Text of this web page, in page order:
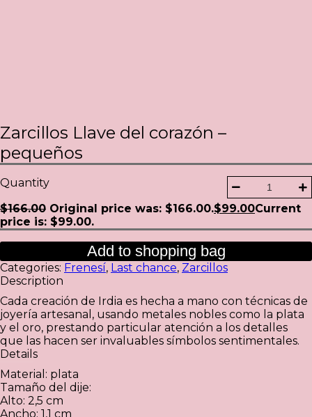
Zarcillos Llave del corazón –
pequeños
Quantity
$166.00 Original price was: $166.00.$99.00Current
price is: $99.00.
Add to shopping bag
Categories: Frenesí, Last chance, Zarcillos
Description
Cada creación de Irdia es hecha a mano con técnicas de
joyería artesanal, usando metales nobles como la plata
y el oro, prestando particular atención a los detalles
que las hacen ser invaluables símbolos sentimentales.
Details
Material: plata
Tamaño del dije:
Alto: 2,5 cm
Ancho: 1,1 cm